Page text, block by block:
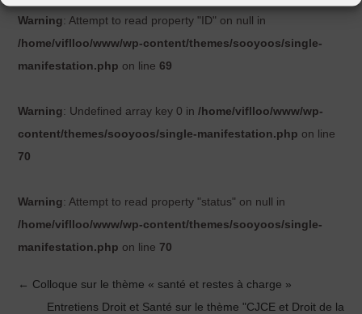
Warning: Attempt to read property "ID" on null in
/home/viflloo/www/wp-content/themes/sooyoos/single-
manifestation.php on line69
Warning: Undefined array key 0 in/home/viflloo/www/wp-
content/themes/sooyoos/single-manifestation.php on line
70
Warning: Attempt to read property "status" on null in
/home/viflloo/www/wp-content/themes/sooyoos/single-
manifestation.php on line 70
Post
← Colloque sur le thème « santé et restes à charge »
Entretiens Droit et Santé sur le thème "CJCE et Droit de la